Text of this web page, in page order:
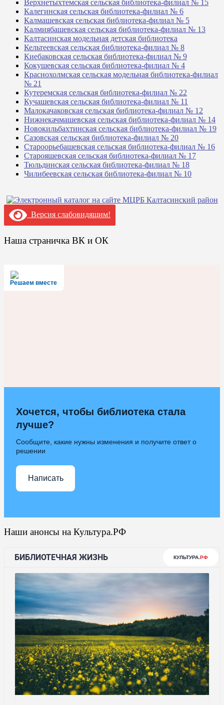
Верхнетыхтемская сельская библиотека-филиал № 15
Калегинская сельская библиотека-филиал № 6
Калмашевская сельская библиотека-филиал № 5
Калмиябашевская сельская библиотека-филиал № 13
Калтасинская модельная детская библиотека
Кельтеевская сельская библиотека-филиал № 8
Киебаковская сельская библиотека-филиал № 9
Кокушевская сельская библиотека-филиал № 4
Краснохолмская сельская модельная библиотека-филиал
№ 21
Кутеремская сельская библиотека-филиал № 22
Кучашевская сельская библиотека-филиал № 11
Малокачаковская сельская библиотека-филиал № 12
Нижнекачмашевская сельская библиотека-филиал № 14
Новокильбахтинская сельская библиотека-филиал № 19
Сазовская сельская библиотека-филиал № 20
Староорьебашевская сельская библиотека-филиал № 16
Старояшевская сельская библиотека-филиал № 17
Тюльдинская сельская библиотека-филиал № 18
Чилибеевская сельская библиотека-филиал № 10
Версия слабовидящим!
Наша страничка ВК и ОК
Решаем вместе
Хочется, чтобы библиотека стала
лучше?
Сообщите, какие нужны изменения и получите ответ о
решении
Написать
Наши анонсы на Культура.РФ